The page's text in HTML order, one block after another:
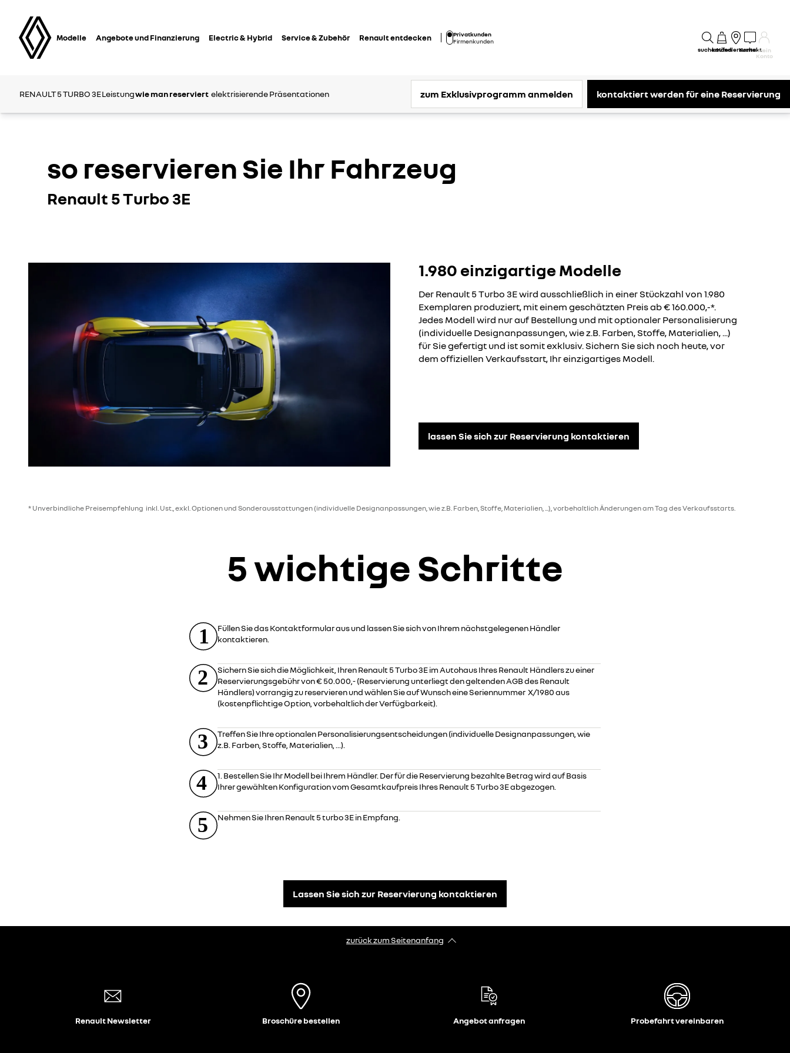
Modelle Angebote und Finanzierung Electric & Hybrid Service & Zubehör Renault entdecken
Privatkunden
Firmenkunden
suchenkaufen
Händlersuche
KontaktMein
Konto
RENAULT 5 TURBO 3ELeistungwie man reserviert elektrisierende Präsentationen zum Exklusivprogramm anmelden kontaktiert werden für eine Reservierung
so reservieren Sie Ihr Fahrzeug
Renault 5 Turbo 3E
1.980 einzigartige Modelle
Der Renault 5 Turbo 3E wird ausschließlich in einer Stückzahl von 1.980
Exemplaren produziert, mit einem geschätzten Preis ab € 160.000,-*.
Jedes Modell wird nur auf Bestellung und mit optionaler Personalisierung
(individuelle Designanpassungen, wie z.B. Farben, Stoffe, Materialien, ...)
für Sie gefertigt und ist somit exklusiv. Sichern Sie sich noch heute, vor
dem offiziellen Verkaufsstart, Ihr einzigartiges Modell.
lassen Sie sich zur Reservierung kontaktieren
* Unverbindliche Preisempfehlung inkl. Ust., exkl. Optionen und Sonderausstattungen (individuelle Designanpassungen, wie z.B. Farben, Stoffe, Materialien, ...), vorbehaltlich Änderungen am Tag des Verkaufsstarts.
5 wichtige Schritte
Füllen Sie das Kontaktformular aus und lassen Sie sich von Ihrem nächstgelegenen Händler
kontaktieren.
Sichern Sie sich die Möglichkeit, Ihren Renault 5 Turbo 3E im Autohaus Ihres Renault Händlers zu einer
Reservierungsgebühr von € 50.000,- (Reservierung unterliegt den geltenden AGB des Renault
Händlers) vorrangig zu reservieren und wählen Sie auf Wunsch eine Seriennummer X/1980 aus
(kostenpflichtige Option, vorbehaltlich der Verfügbarkeit).
Treffen Sie Ihre optionalen Personalisierungsentscheidungen (individuelle Designanpassungen, wie
z.B. Farben, Stoffe, Materialien, ...).
1. Bestellen Sie Ihr Modell bei Ihrem Händler. Der für die Reservierung bezahlte Betrag wird auf Basis
Ihrer gewählten Konfiguration vom Gesamtkaufpreis Ihres Renault 5 Turbo 3E abgezogen.
Nehmen Sie Ihren Renault 5 turbo 3E in Empfang.
Lassen Sie sich zur Reservierung kontaktieren
zurück zum Seitenanfang
Renault Newsletter Broschüre bestellen Angebot anfragen Probefahrt vereinbaren